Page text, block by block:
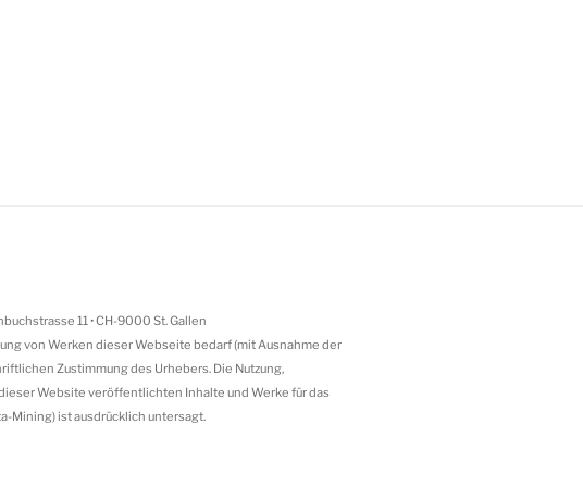
11 • CH-9000 St. Gallen
von Werken dieser Webseite bedarf (mit Ausnahme der
Zustimmung des Urhebers. Die Nutzung,
Website veröffentlichten Inhalte und Werke für das
Mining) ist ausdrücklich untersagt.